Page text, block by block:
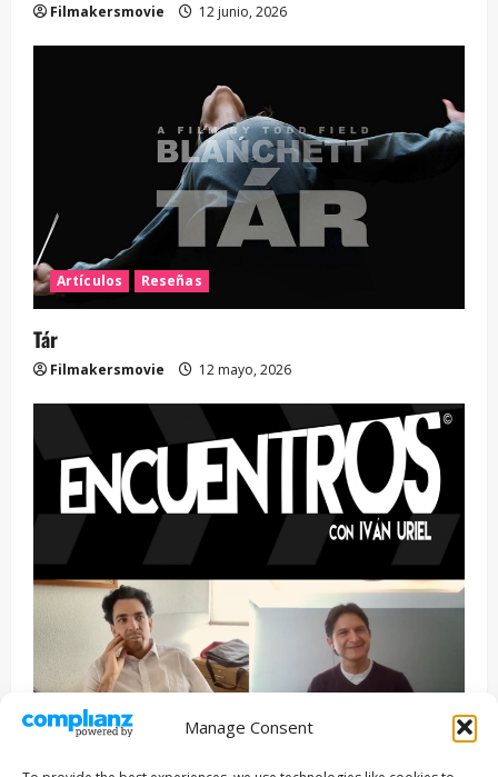
Manage Consent
Filmakersmovie 12 junio, 2026
Artículos Reseñas
Tár
Filmakersmovie 12 mayo, 2026
Entrevista Series